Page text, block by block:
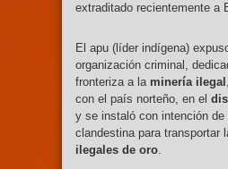
extraditado recientemente a
El apu (líder indígena)
organización criminal,
fronteriza a la minería ilegal
con el país norteño, en el
y se instaló con intención de
clandestina para transportar
ilegales de oro.